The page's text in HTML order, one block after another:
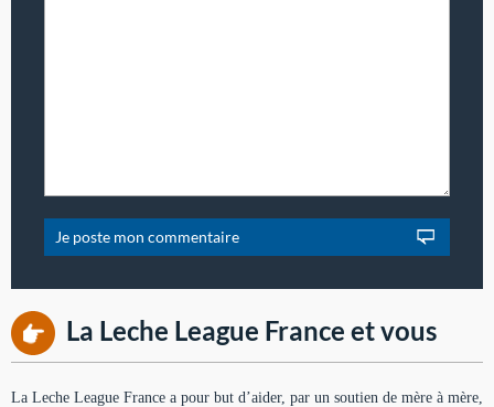
La Leche League France et vous
La Leche League France a pour but d’aider, par un soutien de mère à mère,